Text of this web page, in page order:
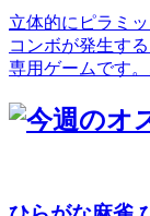
立体的にピラミ
コンボが発生す
専用ゲームです。